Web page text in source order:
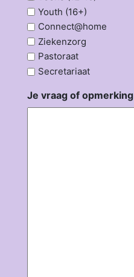
Youth (16+)
Connect@home
Ziekenzorg
Pastoraat
Secretariaat
Je vraag of opmerking